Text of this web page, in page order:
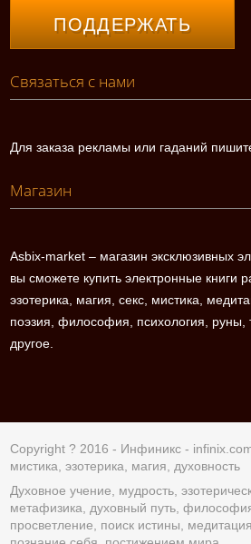
ПОДДЕРЖАТЬ
Связаться с нами
Для заказа рекламы или гаданий
Магазин
Asbix-market – магазин эксклюзивных
вы сможете купить электронные книги
эзотерика, магия, секс, мистика,
поэзия, философия, психология, руны,
другое.
Copyright ? 2016 - Инфиникс -
мистика, эзотерика, магия, духовность
Духовное учение, мудрость,
метафизика, духовный путь,
просветление, поиск истины,